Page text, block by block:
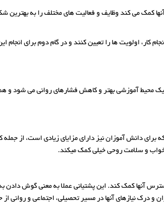
کمک می‌ کند وظایف و فعالیت‌ های مختلف را به
کار، اولویت ها را تعیین کنند و در گام دوم برای
آموزشی بهتر و کاهش فشارهای روانی می شود و
برای دانش‌ آموزان نیز دارای مزایای زیادی است،
و سلامت روحی خیلی کمک میکند‌.
آنها کمک کند. این پشتیانی عملا به معنی گوش دادن
و درک نیازهای آنها در مسیر تحصیلی، اجتماعی و